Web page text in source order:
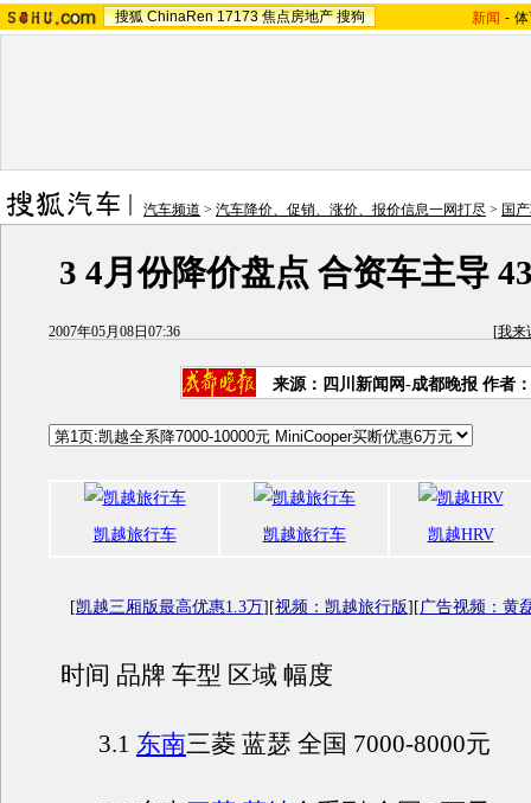
搜狐 ChinaRen 17173 焦点房地产 搜狗 新闻 -
汽车频道 > 汽车降价、促销、涨价、报价信息一网打尽 > 国
3 4月份降价盘点 合资车主导
2007年05月08日07:36 [我来
来源：四川新闻网-成都晚报 作者
凯越旅行车 凯越旅行车 凯越HRV
[凯越三厢版最高优惠1.3万][视频：凯越旅行版][广告视频：黄
时间 品牌 车型 区域 幅度
3.1 东南三菱 蓝瑟 全国 7000-8000元